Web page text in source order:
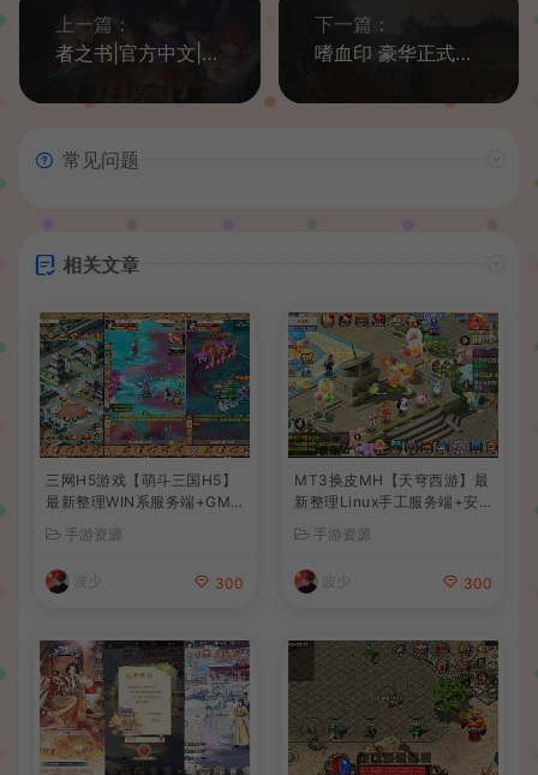
上一篇：
者之书|官方中文|Build.10023127-0.22.11.27-新BOSS&新的系统|解压即撸|
下一篇：
嗜血印 豪华正式版|V20221128|李叔真身觉醒+创意工坊超巨量MOD合集+全DLC|解压即撸|
常见问题
相关文章
三网H5游戏【萌斗三国H5】
最新整理WIN系服务端+GM
后台+详细搭建教程
手游资源
波少 300
MT3换皮MH【天穹西游】最
新整理Linux手工服务端+安
卓苹果双端+GM后台+详细搭
建教程+全套源码+视频教程
手游资源
波少 300